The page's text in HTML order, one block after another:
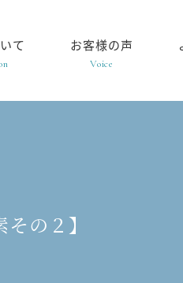
て お客様の声
Voice
の２】